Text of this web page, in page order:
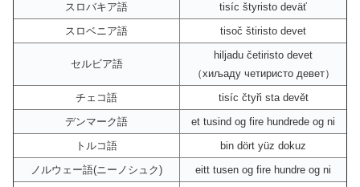
スロバキア語
tisíc štyristo deväť
スロベニア語
tisoč štiristo devet
セルビア語
hiljadu četiristo devet
（хиљаду четиристо девет）
チェコ語
tisíc čtyři sta devět
デンマーク語
et tusind og fire hundrede og ni
トルコ語
bin dört yüz dokuz
ノルウェー語(ニーノシュク)
eitt tusen og fire hundre og ni